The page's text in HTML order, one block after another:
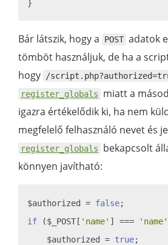
Bár látszik, hogy a POST adatok
tömböt használjuk, de ha a
hogy
/
register_globals
miatt a
igazra értékelődik ki, ha nem
megfelelő felhasználó nevet és
register_globals
bekapcsolt
könnyen javítható:
$authorized = false
if ($_POST[ 'name' ] === 'name'
    $authorized =
true;